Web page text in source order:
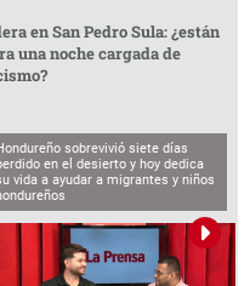
en San Pedro Sula: ¿están
una noche cargada de
sobrevivió siete días
en el desierto y hoy dedica
vida a ayudar a migrantes y niños